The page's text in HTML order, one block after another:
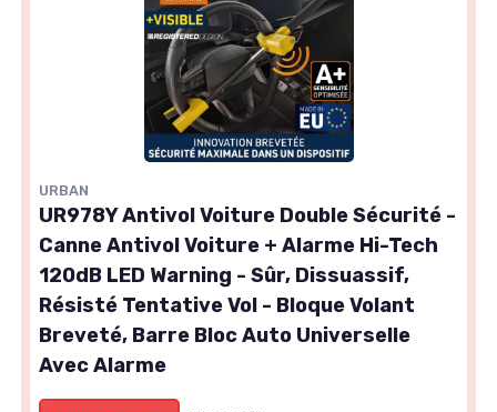
URBAN
UR978Y Antivol Voiture Double Sécurité -
Canne Antivol Voiture + Alarme Hi-Tech
120dB LED Warning - Sûr, Dissuassif,
Résisté Tentative Vol - Bloque Volant
Breveté, Barre Bloc Auto Universelle
Avec Alarme